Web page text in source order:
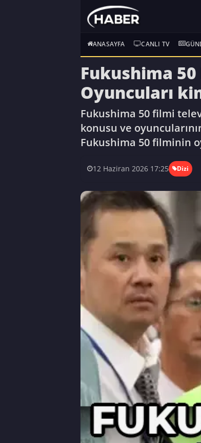
ANASAYFA CANLI TV
Fukushima
Oyuncuları
Fukushima 50 filmi
konusu ve
Fukushima 50 filminin
12 Haziran 2026 17:25 Dizi